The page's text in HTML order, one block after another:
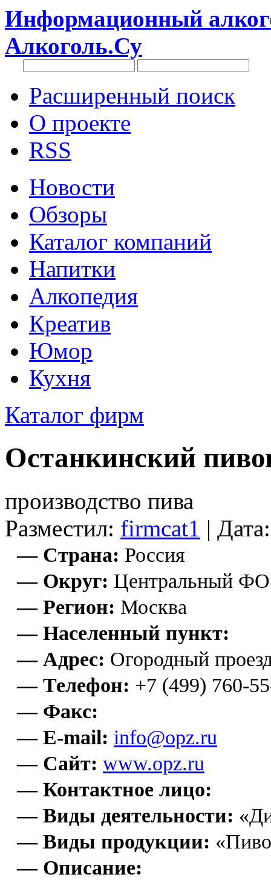
Информационный
Алкоголь.Су
Расширенный поиск
О проекте
RSS
Новости
Обзоры
Каталог компаний
Напитки
Алкопедия
Креатив
Юмор
Кухня
Каталог фирм
Останкинский
производство пива
Разместил: firmcat1 |
— Страна: Россия
— Округ: Центральный ФО
— Регион: Москва
— Населенный пункт:
— Адрес: Огородный
— Телефон: +7 (499) 760-
— Факс:
— E-mail: info@opz.ru
— Сайт: www.opz.ru
— Контактное лицо:
— Виды деятельности:
— Виды продукции:
— Описание: